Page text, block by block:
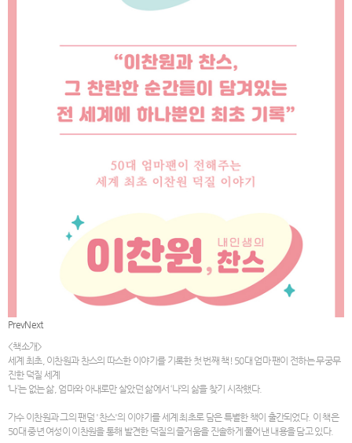
PrevNext
<책소개>
세계 최초, 이찬원과 찬스의 따스한 이야기를 기록한 첫 번째 책! 50대 엄마 팬이 전하는 무궁무
진한 덕질 세계
‘나’는 없는 삶, 엄마와 아내로만 살았던 삶에서 ‘나’의 삶을 찾기 시작했다.
가수 이찬원과 그의 팬덤 '찬스'의 이야기를 세계 최초로 담은 특별한 책이 출간되었다. 이 책은
50대 중년 여성이 이찬원을 통해 발견한 덕질의 즐거움을 진솔하게 풀어낸 내용을 담고 있다.